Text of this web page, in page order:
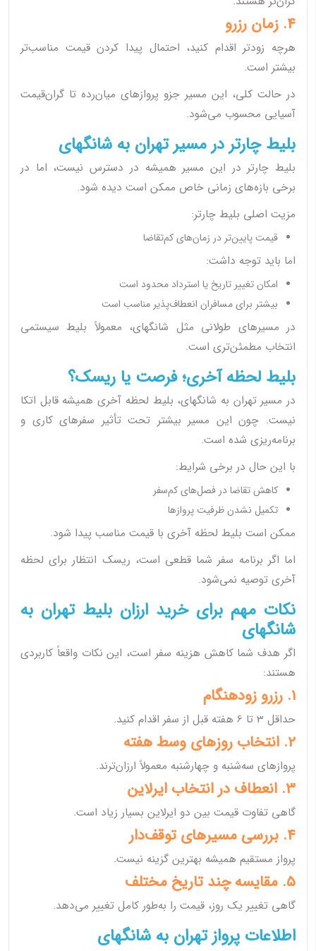
4. زمان رزرو
هرچه زودتر اقدام کنید، احتمال پیدا کردن قیمت مناسب‌تر
بیشتر است.
در حالت کلی، این مسیر جزو پروازهای میان‌رده تا گران‌قیمت
آسیایی محسوب می‌شود.
بلیط چارتر در مسیر تهران به شانگهای
بلیط چارتر در این مسیر همیشه در دسترس نیست، اما در
برخی بازه‌های زمانی خاص ممکن است دیده شود.
مزیت اصلی بلیط چارتر:
قیمت پایین‌تر در زمان‌های کم‌تقاضا
اما باید توجه داشت:
امکان تغییر تاریخ یا استرداد محدود است
بیشتر برای مسافران انعطاف‌پذیر مناسب است
در مسیرهای طولانی مثل شانگهای، معمولاً بلیط سیستمی
انتخاب مطمئن‌تری است.
بلیط لحظه آخری؛ فرصت یا ریسک؟
در مسیر تهران به شانگهای، بلیط لحظه آخری همیشه قابل اتکا
نیست. چون این مسیر بیشتر تحت تأثیر سفرهای کاری و
برنامه‌ریزی شده است.
با این حال در برخی شرایط:
کاهش تقاضا در فصل‌های کم‌سفر
تکمیل نشدن ظرفیت پروازها
ممکن است بلیط لحظه آخری با قیمت مناسب پیدا شود.
اما اگر برنامه سفر شما قطعی است، ریسک انتظار برای لحظه
آخری توصیه نمی‌شود.
نکات مهم برای خرید ارزان بلیط تهران به
شانگهای
اگر هدف شما کاهش هزینه سفر است، این نکات واقعاً کاربردی
هستند:
1. رزرو زودهنگام
حداقل 3 تا 6 هفته قبل از سفر اقدام کنید.
2. انتخاب روزهای وسط هفته
پروازهای سه‌شنبه و چهارشنبه معمولاً ارزان‌ترند.
3. انعطاف در انتخاب ایرلاین
گاهی تفاوت قیمت بین دو ایرلاین بسیار زیاد است.
4. بررسی مسیرهای توقف‌دار
پرواز مستقیم همیشه بهترین گزینه نیست.
5. مقایسه چند تاریخ مختلف
گاهی تغییر یک روز، قیمت را به‌طور کامل تغییر می‌دهد.
اطلاعات پرواز تهران به شانگهای